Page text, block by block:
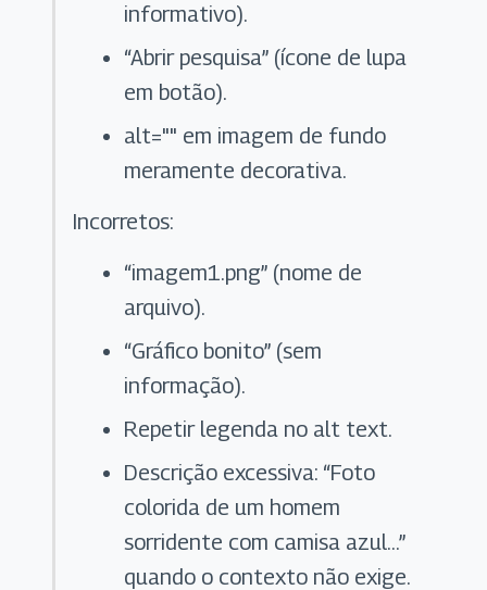
informativo).
“Abrir pesquisa” (ícone de lupa
em botão).
alt="" em imagem de fundo
meramente decorativa.
Incorretos:
“imagem1.png” (nome de
arquivo).
“Gráfico bonito” (sem
informação).
Repetir legenda no alt text.
Descrição excessiva: “Foto
colorida de um homem
sorridente com camisa azul…”
quando o contexto não exige.